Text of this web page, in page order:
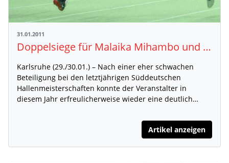
31.01.2011
Doppelsiege für Malaika Mihambo und Carina Frey
Karlsruhe (29./30.01.) – Nach einer eher schwachen
Beteiligung bei den letztjährigen Süddeutschen
Hallenmeisterschaften konnte der Veranstalter in
diesem Jahr erfreulicherweise wieder eine deutlich…
Artikel anzeigen